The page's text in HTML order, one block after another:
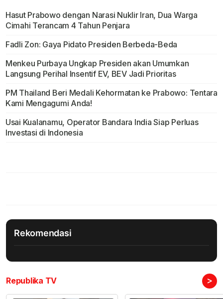
Hasut Prabowo dengan Narasi Nuklir Iran, Dua Warga
Cimahi Terancam 4 Tahun Penjara
Fadli Zon: Gaya Pidato Presiden Berbeda-Beda
Menkeu Purbaya Ungkap Presiden akan Umumkan
Langsung Perihal Insentif EV, BEV Jadi Prioritas
PM Thailand Beri Medali Kehormatan ke Prabowo: Tentara
Kami Mengagumi Anda!
Usai Kualanamu, Operator Bandara India Siap Perluas
Investasi di Indonesia
Rekomendasi
Republika TV >